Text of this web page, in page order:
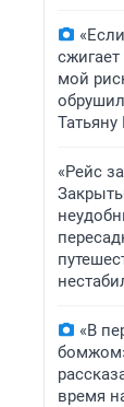
мой
«Рейс
«В
время